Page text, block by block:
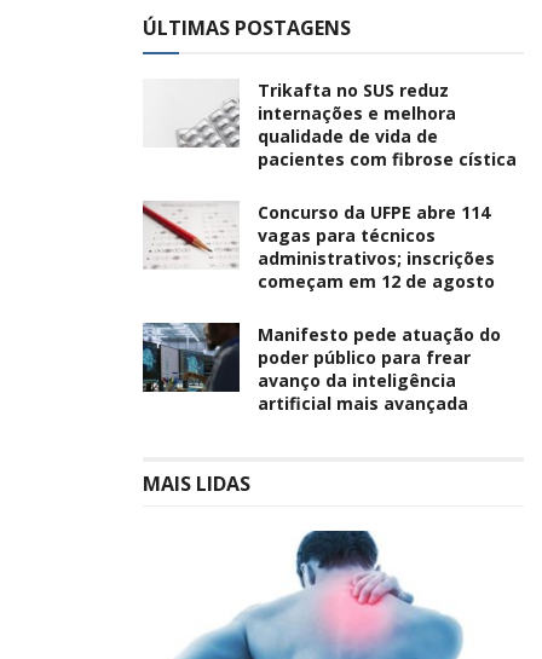
ÚLTIMAS POSTAGENS
Trikafta no SUS reduz
internações e melhora
qualidade de vida de
pacientes com fibrose cística
Concurso da UFPE abre 114
vagas para técnicos
administrativos; inscrições
começam em 12 de agosto
Manifesto pede atuação do
poder público para frear
avanço da inteligência
artificial mais avançada
MAIS LIDAS